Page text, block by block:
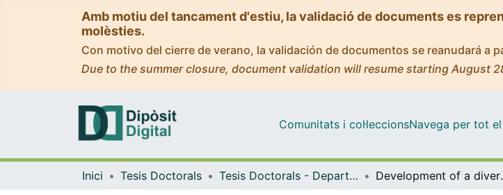
Amb motiu del tancament d'estiu, la validació de documents es
molèsties.
Con motivo del cierre de verano, la validación de documentos se reanudará a
Due to the summer closure, document validation will resume starting August
Comunitats i col·leccionsNavega per tot el
Inici Tesis Doctorals Tesis Doctorals - Departament - Farmacologia i Química Terapèutica Development